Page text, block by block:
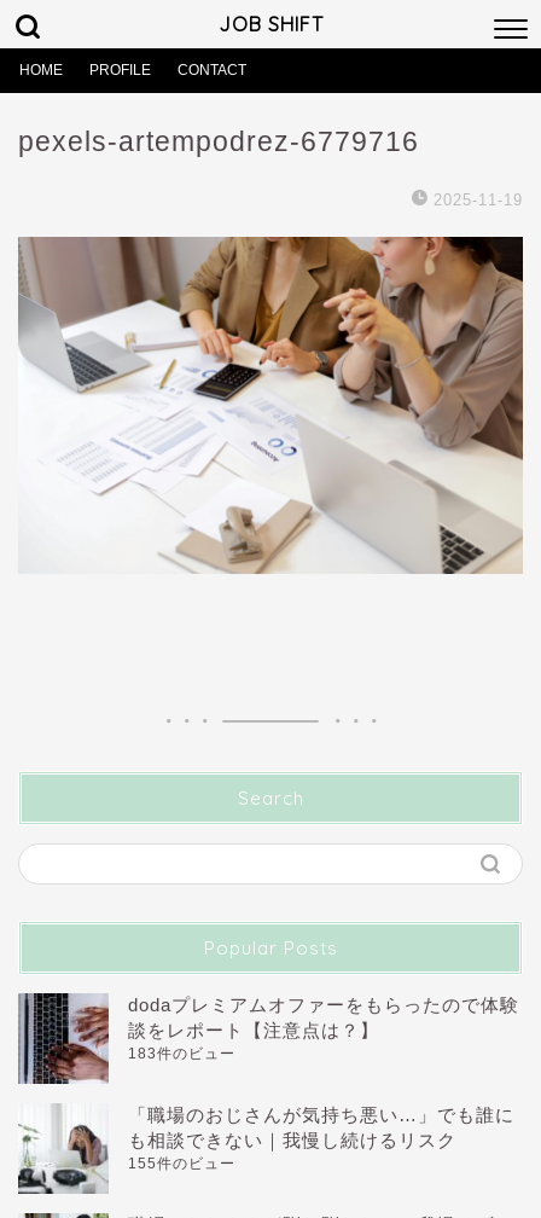
JOB SHIFT
HOME PROFILE CONTACT
pexels-artempodrez-6779716
2025-11-19
Search
Popular Posts
dodaプレミアムオファーをもらったので体験
談をレポート【注意点は？】
183件のビュー
「職場のおじさんが気持ち悪い…」でも誰に
も相談できない｜我慢し続けるリスク
155件のビュー